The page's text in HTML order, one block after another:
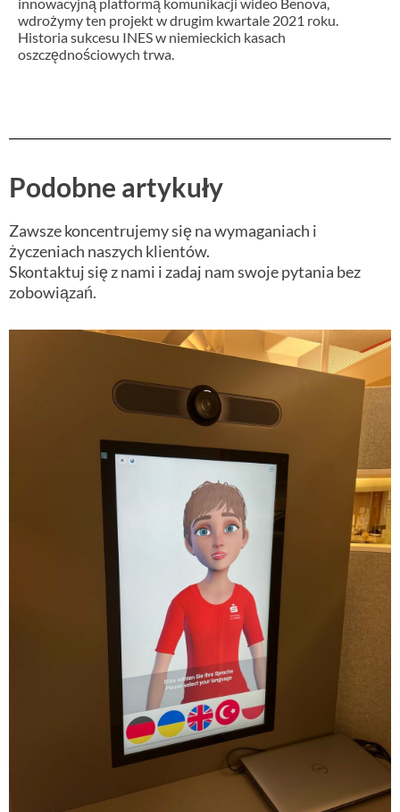
wdrożymy ten projekt w drugim kwartale 2021 roku.
Historia sukcesu INES w niemieckich kasach
oszczędnościowych trwa.
Podobne artykuły
Zawsze koncentrujemy się na wymaganiach i
życzeniach naszych klientów.
Skontaktuj się z nami i zadaj nam swoje pytania bez
zobowiązań.